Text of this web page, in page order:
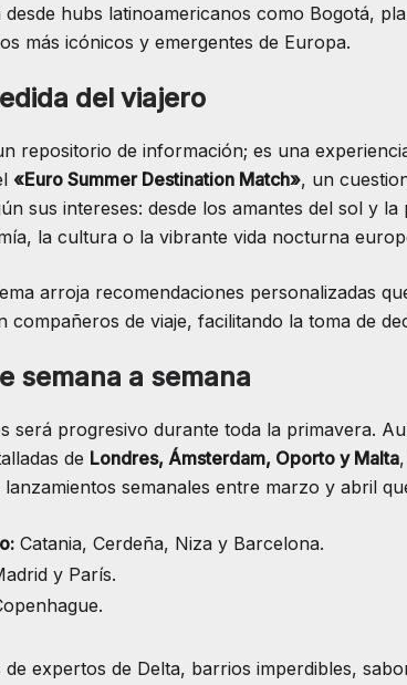
hubs latinoamericanos como Bogotá,
más icónicos y emergentes de Europa.
del viajero
repositorio de información; es una
«Euro Summer Destination Match», un
sus intereses: desde los amantes del sol y la
la cultura o la vibrante vida nocturna
arroja recomendaciones personalizadas
compañeros de viaje, facilitando la toma de
semana a semana
será progresivo durante toda la primavera.
de Londres, Ámsterdam, Oporto y Malta
semanales entre marzo y abril
Catania, Cerdeña, Niza y Barcelona.
y París.
expertos de Delta, barrios imperdibles,